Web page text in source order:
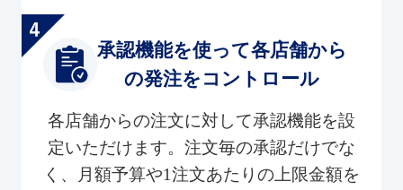
承認機能を使って各店舗から
の発注をコントロール
各店舗からの注文に対して承認機能を設
定いただけます。注文毎の承認だけでな
く、月額予算や1注文あたりの上限金額を